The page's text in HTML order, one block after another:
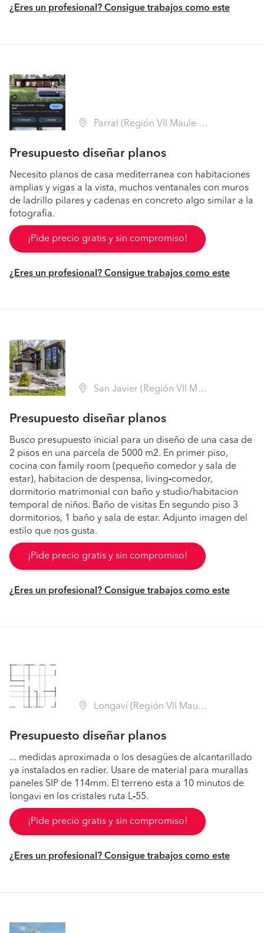
¿Eres un profesional? Consigue trabajos como este
Parral (Región VII Maule - Linares)
Presupuesto diseñar planos
Necesito planos de casa mediterranea con habitaciones
amplias y vigas a la vista, muchos ventanales con muros
de ladrillo pilares y cadenas en concreto algo similar a la
fotografia.
¡Pide precio gratis y sin compromiso!
¿Eres un profesional? Consigue trabajos como este
San Javier (Región VII Maule - Linares)
Presupuesto diseñar planos
Busco presupuesto inicial para un diseño de una casa de
2 pisos en una parcela de 5000 m2. En primer piso,
cocina con family room (pequeño comedor y sala de
estar), habitacion de despensa, living-comedor,
dormitorio matrimonial con baño y studio/habitacion
temporal de niños. Baño de visitas En segundo piso 3
dormitorios, 1 baño y sala de estar. Adjunto imagen del
estilo que nos gusta.
¡Pide precio gratis y sin compromiso!
¿Eres un profesional? Consigue trabajos como este
Longaví (Región VII Maule - Linares)
Presupuesto diseñar planos
... medidas aproximada o los desagües de alcantarillado
ya instalados en radier. Usare de material para murallas
paneles SIP de 114mm. El terreno esta a 10 minutos de
longavi en los cristales ruta L-55.
¡Pide precio gratis y sin compromiso!
¿Eres un profesional? Consigue trabajos como este